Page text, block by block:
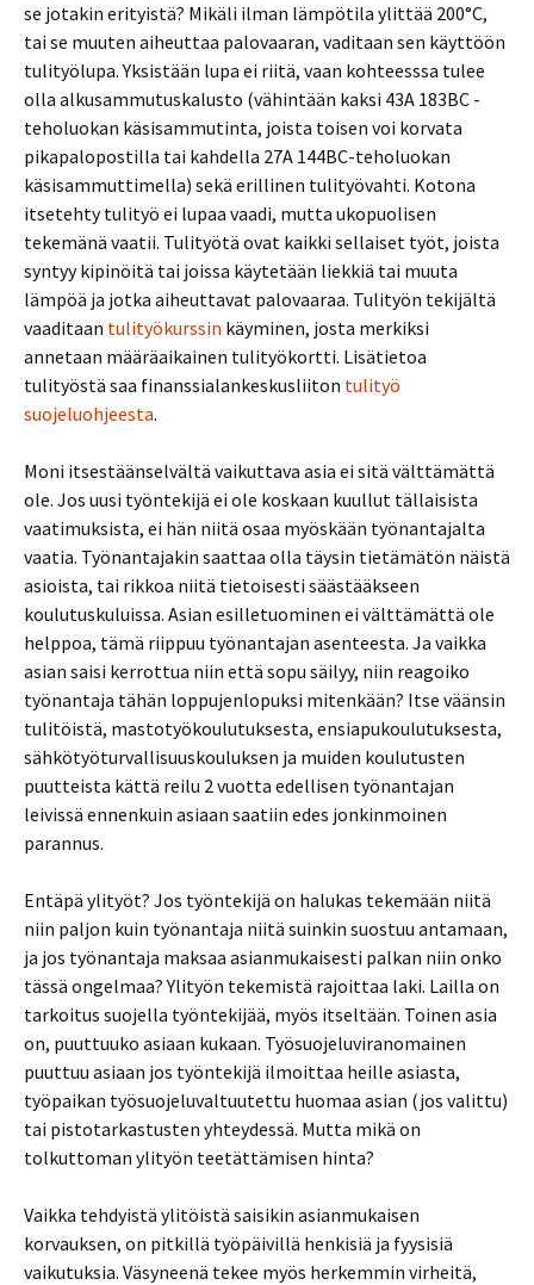
se jotakin erityistä? Mikäli ilman lämpötila ylittää 200°C,
tai se muuten aiheuttaa palovaaran, vaditaan sen käyttöön
tulityölupa. Yksistään lupa ei riitä, vaan kohteesssa tulee
olla alkusammutuskalusto (vähintään kaksi 43A 183BC -
teholuokan käsisammutinta, joista toisen voi korvata
pikapalopostilla tai kahdella 27A 144BC-teholuokan
käsisammuttimella) sekä erillinen tulityövahti. Kotona
itsetehty tulityö ei lupaa vaadi, mutta ukopuolisen
tekemänä vaatii. Tulityötä ovat kaikki sellaiset työt, joista
syntyy kipinöitä tai joissa käytetään liekkiä tai muuta
lämpöä ja jotka aiheuttavat palovaaraa. Tulityön tekijältä
vaaditaan tulityökurssin käyminen, josta merkiksi
annetaan määräaikainen tulityökortti. Lisätietoa
tulityöstä saa finanssialankeskusliiton tulityö
suojeluohjeesta.
Moni itsestäänselvältä vaikuttava asia ei sitä välttämättä
ole. Jos uusi työntekijä ei ole koskaan kuullut tällaisista
vaatimuksista, ei hän niitä osaa myöskään työnantajalta
vaatia. Työnantajakin saattaa olla täysin tietämätön näistä
asioista, tai rikkoa niitä tietoisesti säästääkseen
koulutuskuluissa. Asian esilletuominen ei välttämättä ole
helppoa, tämä riippuu työnantajan asenteesta. Ja vaikka
asian saisi kerrottua niin että sopu säilyy, niin reagoiko
työnantaja tähän loppujenlopuksi mitenkään? Itse väänsin
tulitöistä, mastotyökoulutuksesta, ensiapukoulutuksesta,
sähkötyöturvallisuuskouluksen ja muiden koulutusten
puutteista kättä reilu 2 vuotta edellisen työnantajan
leivissä ennenkuin asiaan saatiin edes jonkinmoinen
parannus.
Entäpä ylityöt? Jos työntekijä on halukas tekemään niitä
niin paljon kuin työnantaja niitä suinkin suostuu antamaan,
ja jos työnantaja maksaa asianmukaisesti palkan niin onko
tässä ongelmaa? Ylityön tekemistä rajoittaa laki. Lailla on
tarkoitus suojella työntekijää, myös itseltään. Toinen asia
on, puuttuuko asiaan kukaan. Työsuojeluviranomainen
puuttuu asiaan jos työntekijä ilmoittaa heille asiasta,
työpaikan työsuojeluvaltuutettu huomaa asian (jos valittu)
tai pistotarkastusten yhteydessä. Mutta mikä on
tolkuttoman ylityön teetättämisen hinta?
Vaikka tehdyistä ylitöistä saisikin asianmukaisen
korvauksen, on pitkillä työpäivillä henkisiä ja fyysisiä
vaikutuksia. Väsyneenä tekee myös herkemmin virheitä,